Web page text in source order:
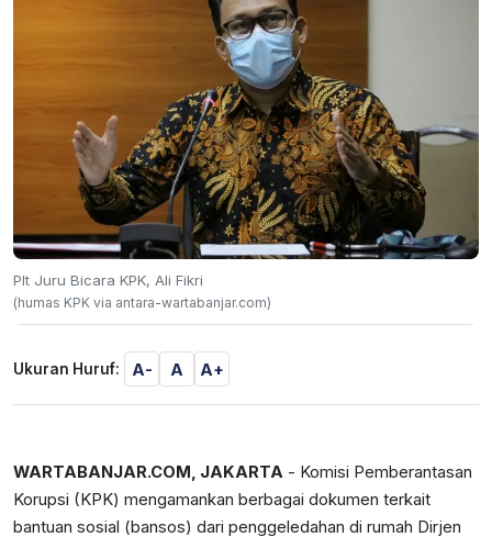
Plt Juru Bicara KPK, Ali Fikri
(humas KPK via antara-wartabanjar.com)
Ukuran Huruf: A- A A+
WARTABANJAR.COM, JAKARTA - Komisi Pemberantasan
Korupsi (KPK) mengamankan berbagai dokumen terkait
bantuan sosial (bansos) dari penggeledahan di rumah Dirjen